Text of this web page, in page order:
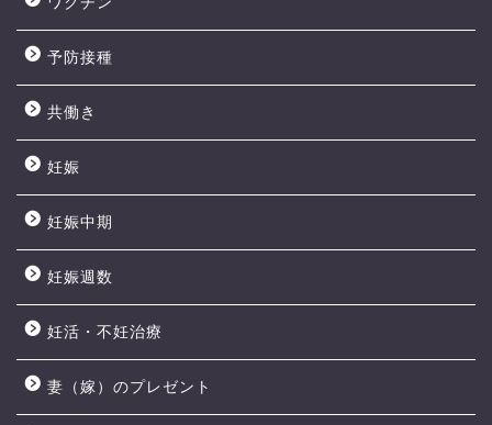
予防接種
共働き
妊娠
妊娠中期
妊娠週数
妊活・不妊治療
妻（嫁）のプレゼント